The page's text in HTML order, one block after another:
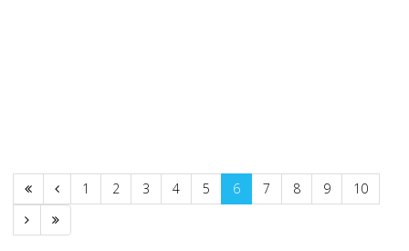
1 2 3 4 5 6 7 8 9 10